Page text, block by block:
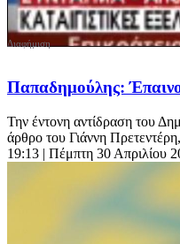
Παπαδημούλης:
Την έντονη αντίδραση του
άρθρο του Γιάννη
19:13 | Πέμπτη 30 Απριλίου